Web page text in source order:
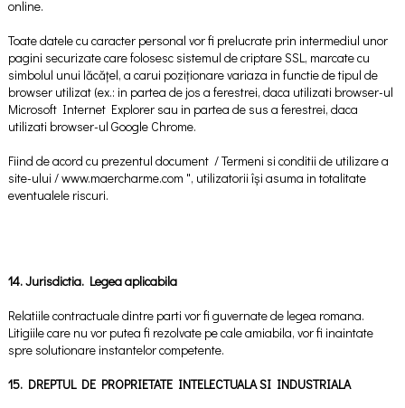
online.
Toate datele cu caracter personal vor fi prelucrate prin intermediul unor
pagini securizate care folosesc sistemul de criptare SSL, marcate cu
simbolul unui lăcățel, a carui poziționare variaza in functie de tipul de
browser utilizat (ex.: in partea de jos a ferestrei, daca utilizati browser-ul
Microsoft Internet Explorer sau in partea de sus a ferestrei, daca
utilizati browser-ul Google Chrome.
Fiind de acord cu prezentul document / Termeni si conditii de utilizare a
site-ului / www.maercharme.com ", utilizatorii își asuma in totalitate
eventualele riscuri.
14. Jurisdictia. Legea aplicabila
Relatiile contractuale dintre parti vor fi guvernate de legea romana.
Litigiile care nu vor putea fi rezolvate pe cale amiabila, vor fi inaintate
spre solutionare instantelor competente.
15. DREPTUL DE PROPRIETATE INTELECTUALA SI INDUSTRIALA